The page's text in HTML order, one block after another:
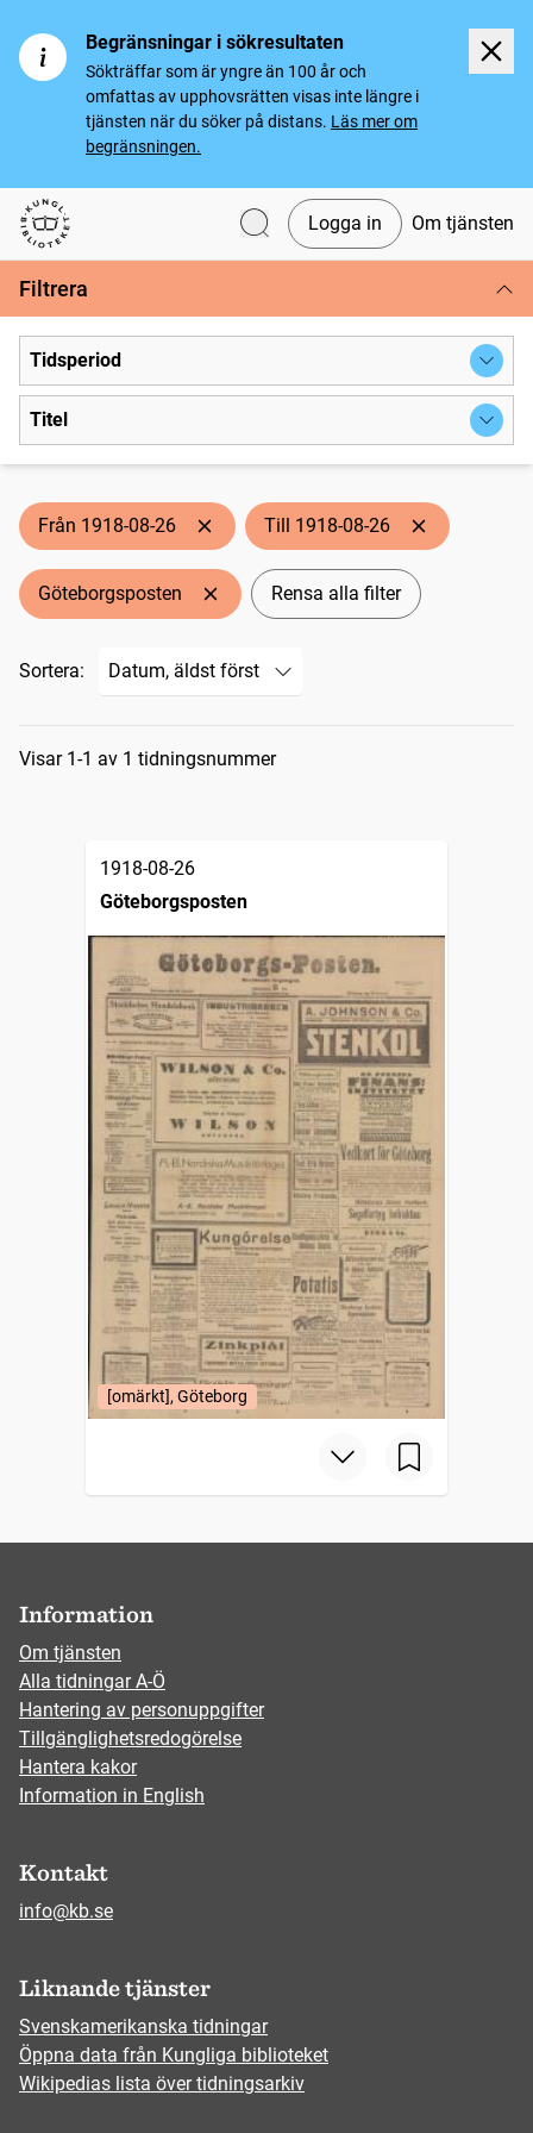
Begränsningar i sökresultaten
Sökträffar som är yngre än 100 år och
omfattas av upphovsrätten visas inte längre i
tjänsten när du söker på distans. Läs mer om
begränsningen.
Svenska tidningar
Logga in Om tjänsten
Filtrera
Tidsperiod
Titel
Från 1918-08-26 Till 1918-08-26
Göteborgsposten Rensa alla filter
Sortera:
Sökresultat
Visar 1-1 av 1 tidningsnummer
1918-08-26
Göteborgsposten
[omärkt], Göteborg
Information
Om tjänsten
Alla tidningar A-Ö
Hantering av personuppgifter
Tillgänglighetsredogörelse
Hantera kakor
Information in English
Kontakt
info@kb.se
Liknande tjänster
Svenskamerikanska tidningar
Öppna data från Kungliga biblioteket
Wikipedias lista över tidningsarkiv